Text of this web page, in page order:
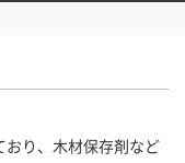
おり、木材保存剤など